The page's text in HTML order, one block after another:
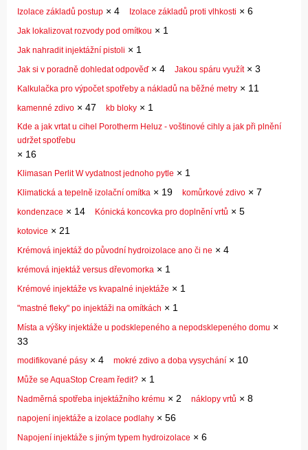
Izolace základů postup × 4 Izolace základů proti vlhkosti × 6
Jak lokalizovat rozvody pod omítkou × 1
Jak nahradit injektážní pistoli × 1
Jak si v poradně dohledat odpověď× 4 Jakou spáru využít× 3
Kalkulačka pro výpočet spotřeby a nákladů na běžné metry × 11
kamenné zdivo × 47 kb bloky × 1
Kde a jak vrtat u cihel Porotherm Heluz - voštinové cihly a jak při plnění
udržet spotřebu
× 16
Klimasan Perlit W vydatnost jednoho pytle × 1
Klimatická a tepelně izolační omítka × 19 komůrkové zdivo × 7
kondenzace × 14 Kónická koncovka pro doplnění vrtů × 5
kotovice × 21
Krémová injektáž do původní hydroizolace ano či ne × 4
krémová injektáž versus dřevomorka × 1
Krémové injektáže vs kvapalné injektáže × 1
"mastné fleky" po injektáži na omítkách × 1
Místa a výšky injektáže u podsklepeného a nepodsklepeného domu ×
33
modifikované pásy × 4 mokré zdivo a doba vysychání × 10
Může se AquaStop Cream ředit? × 1
Nadměrná spotřeba injektážního krému × 2 náklopy vrtů × 8
napojení injektáže a izolace podlahy × 56
Napojení injektáže s jiným typem hydroizolace × 6